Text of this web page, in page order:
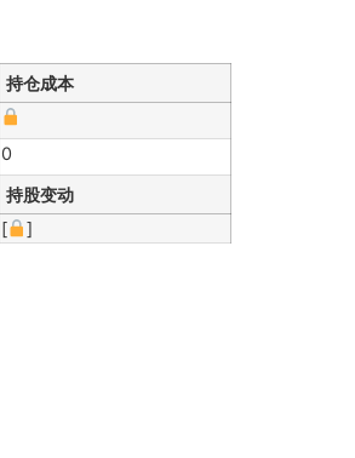
持仓成本
0
持股变动
[
]